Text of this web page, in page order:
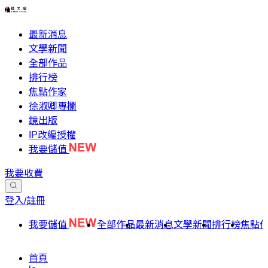
最新消息
文學新聞
全部作品
排行榜
焦點作家
徐淑卿專欄
鏡出版
IP改編授權
我要儲值
我要收費
登入/註冊
我要儲值 全部作品最新消息文學新聞排行榜焦點
首頁